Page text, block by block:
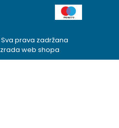
prava zadržana
web shopa